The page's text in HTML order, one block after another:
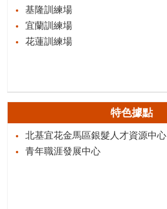
基隆訓練場
宜蘭訓練場
花蓮訓練場
特色據點
北基宜花金馬區銀髮人才資源中心
青年職涯發展中心